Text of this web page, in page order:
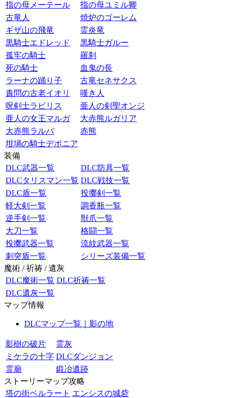
指の母メーテール
指の母ユミル卿
古竜人
焼炉のゴーレム
ギザ山の飛竜
霊炎竜
黒騎士エドレッド
黒騎士ガルー
孤牢の騎士
羅刹
死の騎士
血鬼の長
ラーナの踊り子
古竜セネサクス
責問の古老イオリ
嘆き人
呪剣士ラビリス
亜人の剣聖オンジ
亜人の女王マルガ
大赤熊ルガリア
大赤熊ラルバ
赤熊
坩堝の騎士デボニア
装備
DLC武器一覧
DLC防具一覧
DLCタリスマン一覧 DLC戦技一覧
DLC盾一覧
投擲剣一覧
軽大剣一覧
調香瓶一覧
逆手剣一覧
獣爪一覧
大刀一覧
格闘一覧
投擲武器一覧
流紋武器一覧
刺突盾一覧
シリーズ装備一覧
魔術 / 祈祷 / 遺灰
DLC魔術一覧 DLC祈祷一覧
DLC遺灰一覧
マップ情報
DLCマップ一覧｜影の地
影樹の破片
霊灰
ミケラの十字 DLCダンジョン
霊廟
鍛冶遺跡
ストーリーマップ攻略
塔の街ベルラート エンシスの城砦